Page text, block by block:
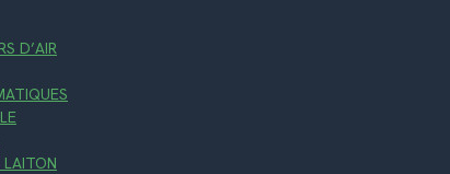
D’AIR
LAITON